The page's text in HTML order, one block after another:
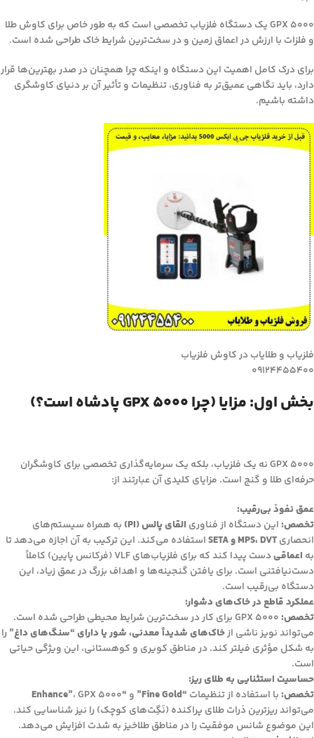
GPX 5000 یک دستگاه فلزیاب تخصصی است که به طور خاص برای کاوش طلا
و فلزات با ارزش در اعماق زمین و در سخت‌ترین شرایط خاک طراحی شده است.
برای درک کامل اهمیت این دستگاه و اینکه چرا همچنان در صدر بهترین‌ها قرار
دارد، باید نگاهی عمیق‌تر به فناوری، تنظیمات و تأثیر آن بر دنیای کاوشگری
داشته باشیم.
فلزیاب و طلایاب در کاوش فلزیاب
09124455400
بخش اول: مزایا (چرا GPX 5000 پادشاه است؟)
GPX 5000 نه یک فلزیاب، بلکه یک سرمایه‌گذاری تخصصی برای کاوشگران
حرفه‌ای طلا و گنج است. مزایای کلیدی آن عبارتند از:
عمق نفوذ بی‌رقیب:
تخصص: این دستگاه از فناوری القای پالس (PI)
به همراه سیستم‌های
انحصاریMPS، DVT و SETA
استفاده می‌کند. این ترکیب به آن اجازه می‌دهد تا
به اعماقی
دست پیدا کند که برای فلزیاب‌های VLF (فرکانس پایین) کاملاً
دست‌نیافتنی است. برای یافتن گنجینه‌ها و اهداف بزرگ در عمق زیاد، این
دستگاه بی‌رقیب است.
عملکرد قاطع در خاک‌های دشوار:
تخصص:
GPX 5000 برای کار در سخت‌ترین شرایط محیطی طراحی شده است.
می‌تواند نویز ناشی ازخاک‌های شدیداً معدنی، شور یا دارای “سنگ‌های داغ” را
به شکل مؤثری فیلتر کند. در مناطق کویری و کوهستانی، این ویژگی حیاتی
است.
حساسیت استثنایی به طلای ریز:
تخصص: با استفاده از تنظیمات “Fine Gold” و “Enhance”، GPX 5000
می‌تواند ریزترین ذرات طلای پراکنده (نَگِت‌های کوچک) را نیز شناسایی کند.
این موضوع شانس موفقیت را در مناطق طلاخیز به شدت افزایش می‌دهد.